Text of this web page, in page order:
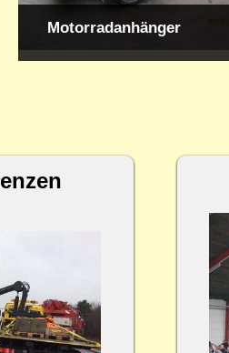
Motorradanhänger